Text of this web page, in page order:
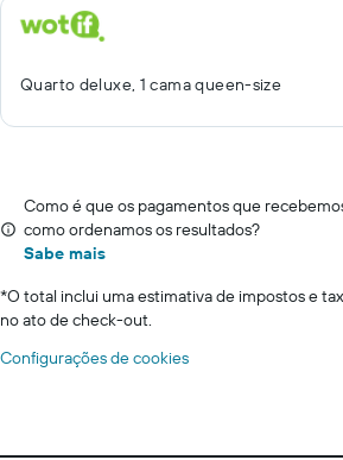
Quarto deluxe, 1 cama queen-size
Como é que os pagamentos que
como ordenamos os resultados?
Sabe mais
*O total inclui uma estimativa de impostos e
no ato de check-out.
Configurações de cookies